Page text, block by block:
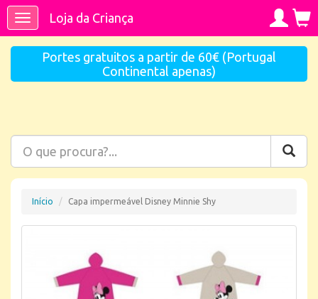
ToggleLoja da Criança
Portes gratuitos a partir de 60€ (Portugal
Continental apenas)
Início Capa impermeável Disney Minnie Shy